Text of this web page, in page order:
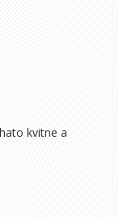
kvitne a